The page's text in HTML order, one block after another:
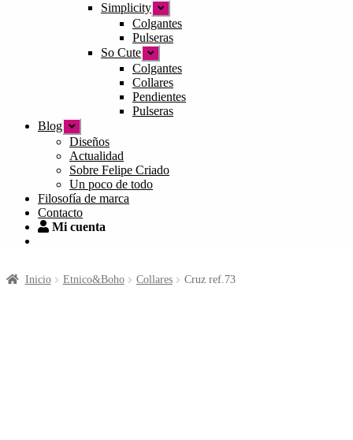
Simplicity Expandir
el
menú
hijo
Colgantes
Pulseras
So Cute Expandir
el
menú
hijo
Colgantes
Collares
Pendientes
Pulseras
Blog Expandir
el
menú
hijo
Diseños
Actualidad
Sobre Felipe Criado
Un poco de todo
Filosofía de marca
Contacto
Mi cuenta
Inicio Etnico&Boho Collares Cruz ref.73